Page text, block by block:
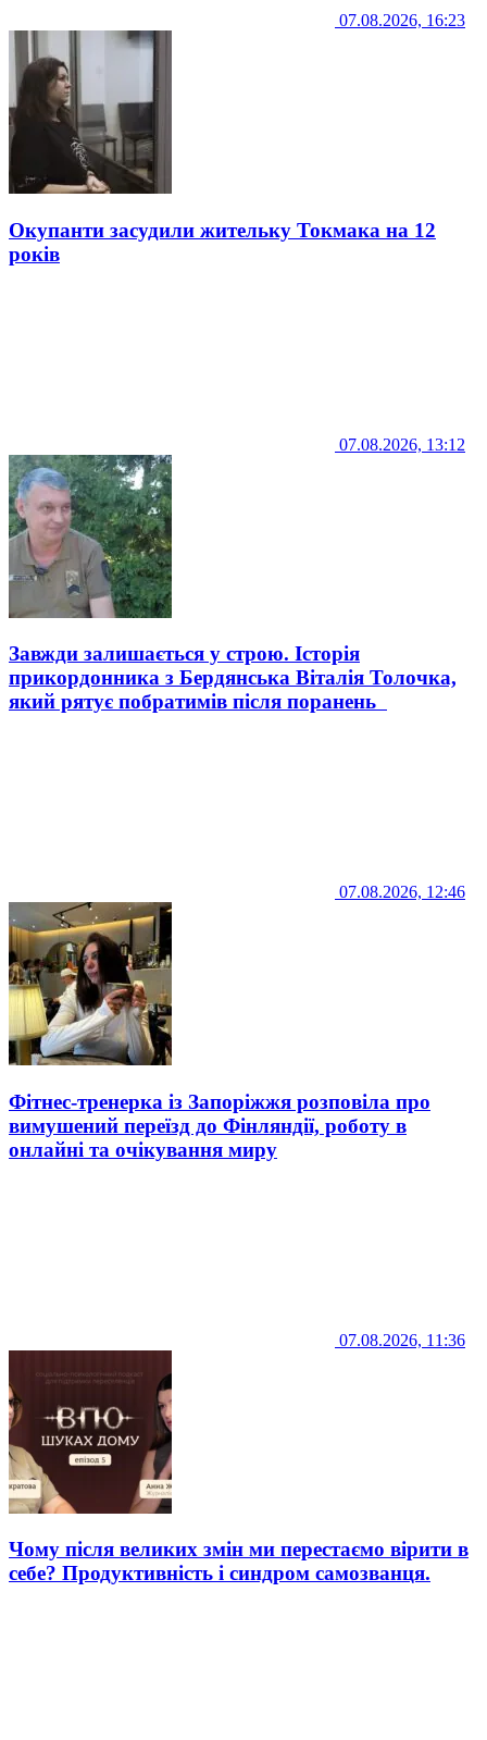
07.08.2026, 16:23
Окупанти засудили жительку Токмака на 12
років
07.08.2026, 13:12
Завжди залишається у строю. Історія
прикордонника з Бердянська Віталія Толочка,
який рятує побратимів після поранень
07.08.2026, 12:46
Фітнес-тренерка із Запоріжжя розповіла про
вимушений переїзд до Фінляндії, роботу в
онлайні та очікування миру
07.08.2026, 11:36
Чому після великих змін ми перестаємо вірити в
себе? Продуктивність і синдром самозванця.